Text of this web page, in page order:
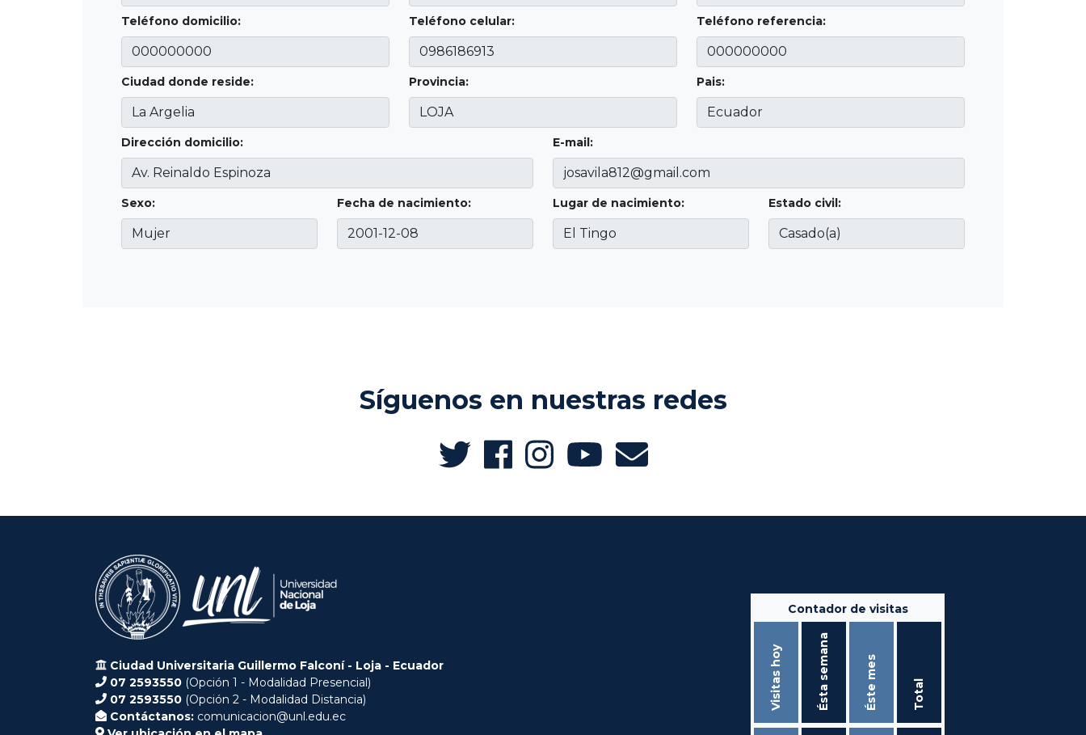
Teléfono domicilio: Teléfono celular: Teléfono referencia:
Ciudad donde reside: Provincia: Pais:
Dirección domicilio: E-mail:
Sexo: Fecha de nacimiento: Lugar de nacimiento: Estado civil:
Síguenos en nuestras redes
Ciudad Universitaria Guillermo Falconí - Loja - Ecuador
07 2593550 (Opción 1 - Modalidad Presencial)
07 2593550 (Opción 2 - Modalidad Distancia)
Contáctanos: comunicacion@unl.edu.ec
Contador de visitas
Visitas hoy Ésta semana Éste mes Total